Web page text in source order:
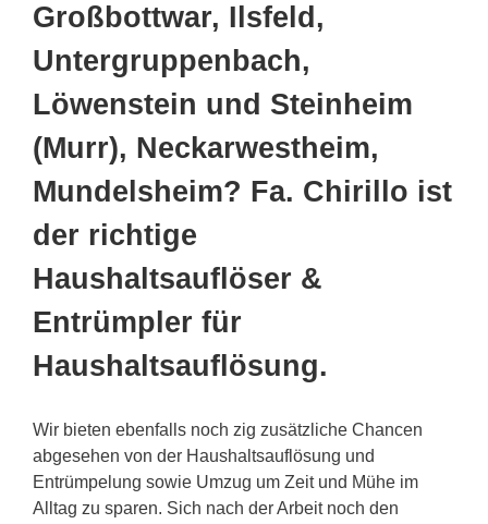
Großbottwar, Ilsfeld,
Untergruppenbach,
Löwenstein und Steinheim
(Murr), Neckarwestheim,
Mundelsheim? Fa. Chirillo ist
der richtige
Haushaltsauflöser &
Entrümpler für
Haushaltsauflösung.
Wir bieten ebenfalls noch zig zusätzliche Chancen
abgesehen von der Haushaltsauflösung und
Entrümpelung sowie Umzug um Zeit und Mühe im
Alltag zu sparen. Sich nach der Arbeit noch den